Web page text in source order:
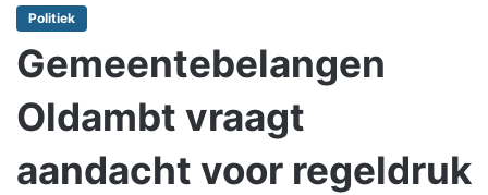
Politiek
Gemeentebelangen
Oldambt vraagt
aandacht voor regeldruk